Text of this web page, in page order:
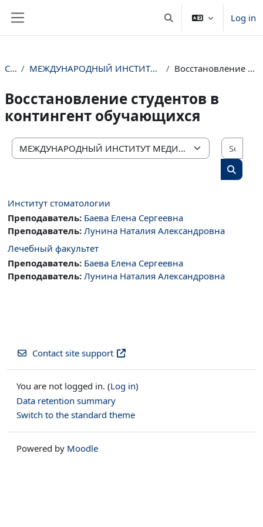
Toggle search inputLog in
Courses МЕЖДУНАРОДНЫЙ ИНСТИТУТ МЕДИЦИНСКОГО ОБРАЗОВАНИЯ И СОТРУДНИЧЕСТВА Восстановление студентов в контингент обучающихся
Восстановление студентов в
контингент обучающихся
Course categories
Search
Институт стоматологии
Преподаватель: Баева Елена Сергеевна
Преподаватель: Лунина Наталия Александровна
Лечебный факультет
Преподаватель: Баева Елена Сергеевна
Преподаватель: Лунина Наталия Александровна
Contact site support
You are not logged in. (Log in)
Data retention summary
Switch to the standard theme
Powered by Moodle